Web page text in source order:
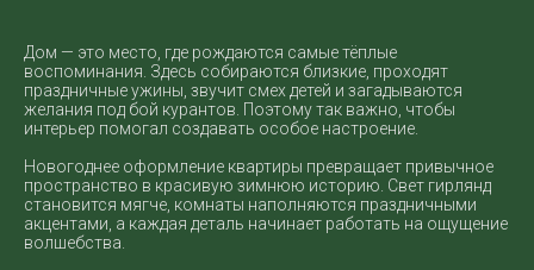
Дом — это место, где рождаются самые тёплые
воспоминания. Здесь собираются близкие, проходят
праздничные ужины, звучит смех детей и загадываются
желания под бой курантов. Поэтому так важно, чтобы
интерьер помогал создавать особое настроение.
Новогоднее оформление квартиры превращает привычное
пространство в красивую зимнюю историю. Свет гирлянд
становится мягче, комнаты наполняются праздничными
акцентами, а каждая деталь начинает работать на ощущение
волшебства.